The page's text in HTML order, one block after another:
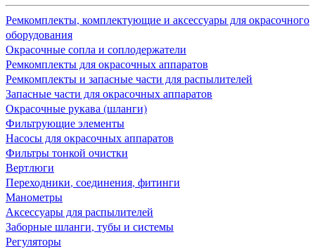
Ремкомплекты, комплектующие и аксессуары для окрасочного
оборудования
Окрасочные сопла и соплодержатели
Ремкомплекты для окрасочных аппаратов
Ремкомплекты и запасные части для распылителей
Запасные части для окрасочных аппаратов
Окрасочные рукава (шланги)
Фильтрующие элементы
Насосы для окрасочных аппаратов
Фильтры тонкой очистки
Вертлюги
Переходники, соединения, фитинги
Манометры
Аксессуары для распылителей
Заборные шланги, тубы и системы
Регуляторы